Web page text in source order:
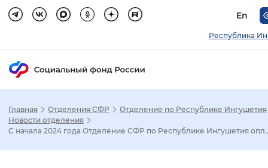
En
Республика
Настройка режима отображения
Главная Отделения СФР
Отделение по Республике Ингушетия
Новости отделения
С начала 2024 года Отделение СФР по Республике Ингушетия